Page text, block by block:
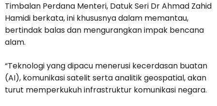
Timbalan Perdana Menteri, Datuk Seri Dr Ahmad Zahid
Hamidi berkata, ini khususnya dalam memantau,
bertindak balas dan mengurangkan impak bencana
alam.
“Teknologi yang dipacu menerusi kecerdasan buatan
(AI), komunikasi satelit serta analitik geospatial, akan
turut memperkukuh infrastruktur komunikasi negara.